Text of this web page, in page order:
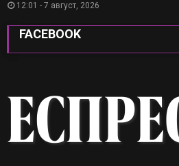
12:01 - 7 август, 2026
FACEBOOK